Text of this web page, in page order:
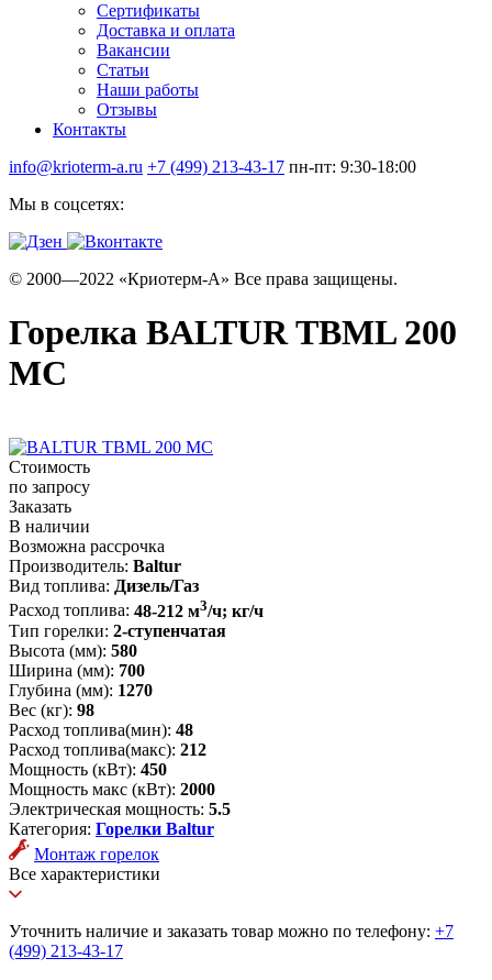
Сертификаты
Доставка и оплата
Вакансии
Статьи
Наши работы
Отзывы
Контакты
info@krioterm-a.ru +7 (499) 213-43-17 пн-пт: 9:30-18:00
Мы в соцсетях:
© 2000—2022 «Криотерм-А» Все права защищены.
Горелка BALTUR TBML 200
MC
Стоимость
по запросу
Заказать
В наличии
Возможна рассрочка
Производитель: Baltur
Вид топлива: Дизель/Газ
Расход топлива: 48-212 м3/ч; кг/ч
Тип горелки: 2-ступенчатая
Высота (мм): 580
Ширина (мм): 700
Глубина (мм): 1270
Вес (кг): 98
Расход топлива(мин): 48
Расход топлива(макс): 212
Мощность (кВт): 450
Мощность макс (кВт): 2000
Электрическая мощность: 5.5
Категория: Горелки Baltur
Монтаж горелок
Все характеристики
Уточнить наличие и заказать товар можно по телефону: +7
(499) 213-43-17